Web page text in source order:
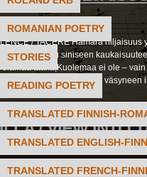
ROMANIAN POETRY
STORIES
READING POETRY
TRANSLATED FINNISH-
TRANSLATED ENGLISH-
TRANSLATED FRENCH-
/ TACERE Hämärä
sininen sauhu siniseen
täällä,Kuolemaa ei ole –
on lähellään olla väsyneen
/ VIEW INTO